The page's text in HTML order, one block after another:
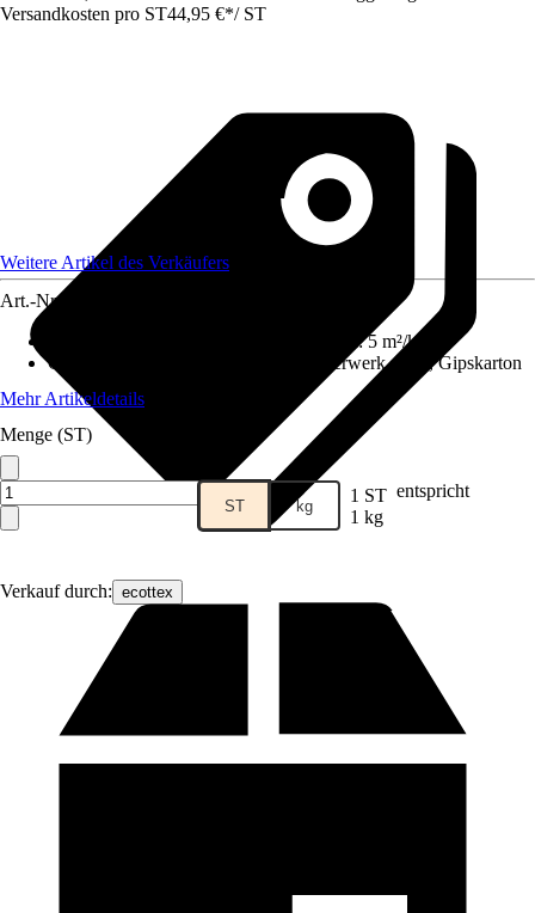
Versandkosten pro ST44,95 €*/ ST
Verkauf durch: ecottex
Weitere Artikel des Verkäufers
Art.-Nr.
:5 m²/kg
Geeignet für Untergrund
Beton, Mauerwerk, Putz, Gipskarton
Mehr Artikeldetails
Menge (ST)
ST kg 1 ST entspricht
1 kg